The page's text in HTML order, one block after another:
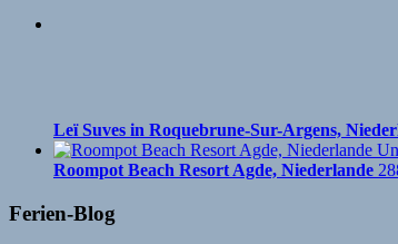
Leï Suves in Roquebrune-Sur-Argens,
Roompot Beach Resort Agde, Niederlande
Ferien-Blog